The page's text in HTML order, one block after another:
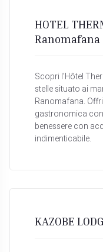
HOTEL
Ranomafana
Scopri l'Hôtel
stelle situato ai
Ranomafana.
gastronomica
benessere con
indimenticabile.
KAZOBE